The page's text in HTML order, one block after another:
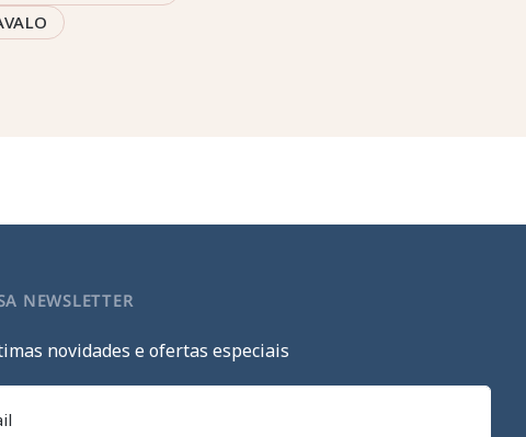
NEWSLETTER
novidades e ofertas especiais